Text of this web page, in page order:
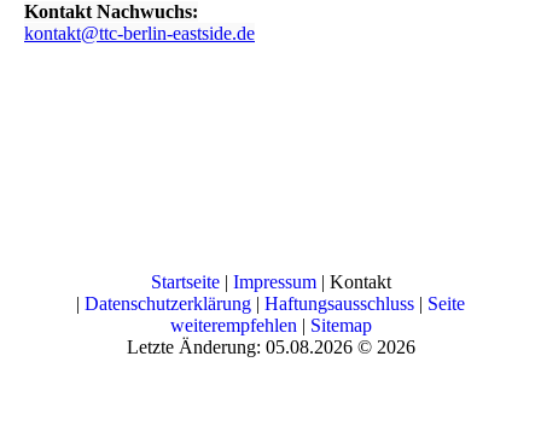
Kontakt Nachwuchs:
kontakt@ttc-berlin-eastside.de
Startseite| Impressum| Kontakt
| Datenschutzerklärung | Haftungsausschluss | Seite
weiterempfehlen | Sitemap
Letzte Änderung: 05.08.2026 © 2026